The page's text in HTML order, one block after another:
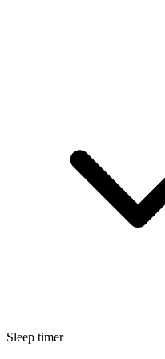
Sleep timer